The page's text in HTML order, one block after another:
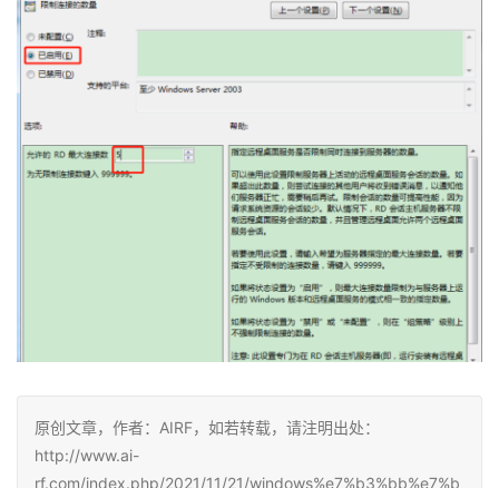
原创文章，作者：AIRF，如若转载，请注明出处：
http://www.ai-
rf.com/index.php/2021/11/21/windows%e7%b3%bb%e7%b